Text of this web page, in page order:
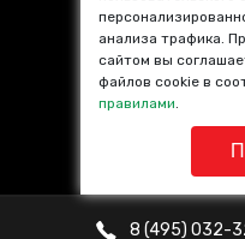
knifeless
3 695
© VINYL4YOU
8 (495) 032-
анализа трафика.
сайтом вы
файлов cookie в
правилами.